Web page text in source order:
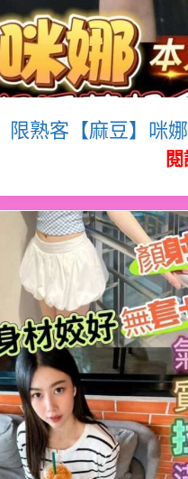
限熟客【麻豆】咪娜